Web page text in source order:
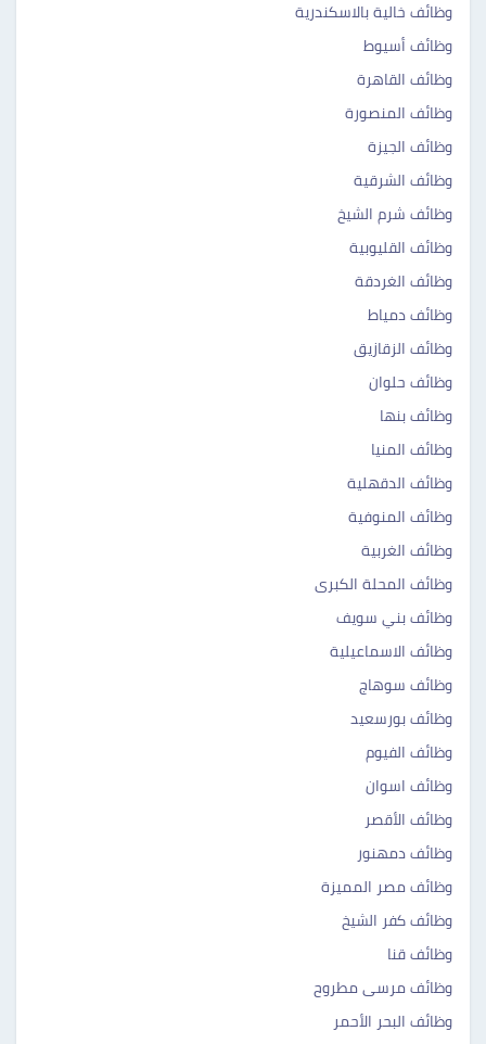
وظائف خالية بالاسكندرية
وظائف أسيوط
وظائف القاهرة
وظائف المنصورة
وظائف الجيزة
وظائف الشرقية
وظائف شرم الشيخ
وظائف القليوبية
وظائف الغردقة
وظائف دمياط
وظائف الزقازيق
وظائف حلوان
وظائف بنها
وظائف المنيا
وظائف الدقهلية
وظائف المنوفية
وظائف الغربية
وظائف المحلة الكبرى
وظائف بني سويف
وظائف الاسماعيلية
وظائف سوهاج
وظائف بورسعيد
وظائف الفيوم
وظائف اسوان
وظائف الأقصر
وظائف دمهنور
وظائف مصر المميزة
وظائف كفر الشيخ
وظائف قنا
وظائف مرسى مطروح
وظائف البحر الأحمر